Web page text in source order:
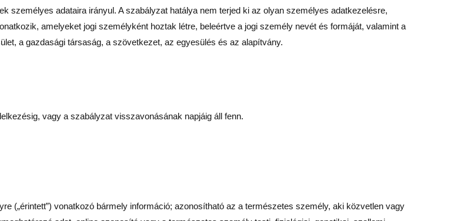
személyes adataira irányul. A szabályzat hatálya nem terjed ki az olyan személyes adatkezelésre,
amelyeket jogi személyként hoztak létre, beleértve a jogi személy nevét és formáját, valamint a
a gazdasági társaság, a szövetkezet, az egyesülés és az alapítvány.
vagy a szabályzat visszavonásának napjáig áll fenn.
(„érintett”) vonatkozó bármely információ; azonosítható az a természetes személy, aki közvetlen vagy